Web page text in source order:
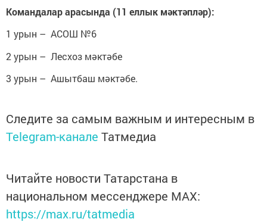
Командалар арасында (11 еллык мәктәпләр):
1 урын – АСОШ №6
2 урын – Лесхоз мәктәбе
3 урын – Ашытбаш мәктәбе.
Следите за самым важным и интересным в
Telegram-канале Татмедиа
Читайте новости Татарстана в
национальном мессенджере MАХ:
https://max.ru/tatmedia